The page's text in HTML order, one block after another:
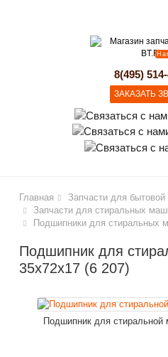
8(495)
ЗАКАЗАТЬ
Главная
Запчасти для бытовой
Запчасти для стиральных
Подшипники для стиральных
Подшипник для
35х72х17 (6 207)
Подшипник для